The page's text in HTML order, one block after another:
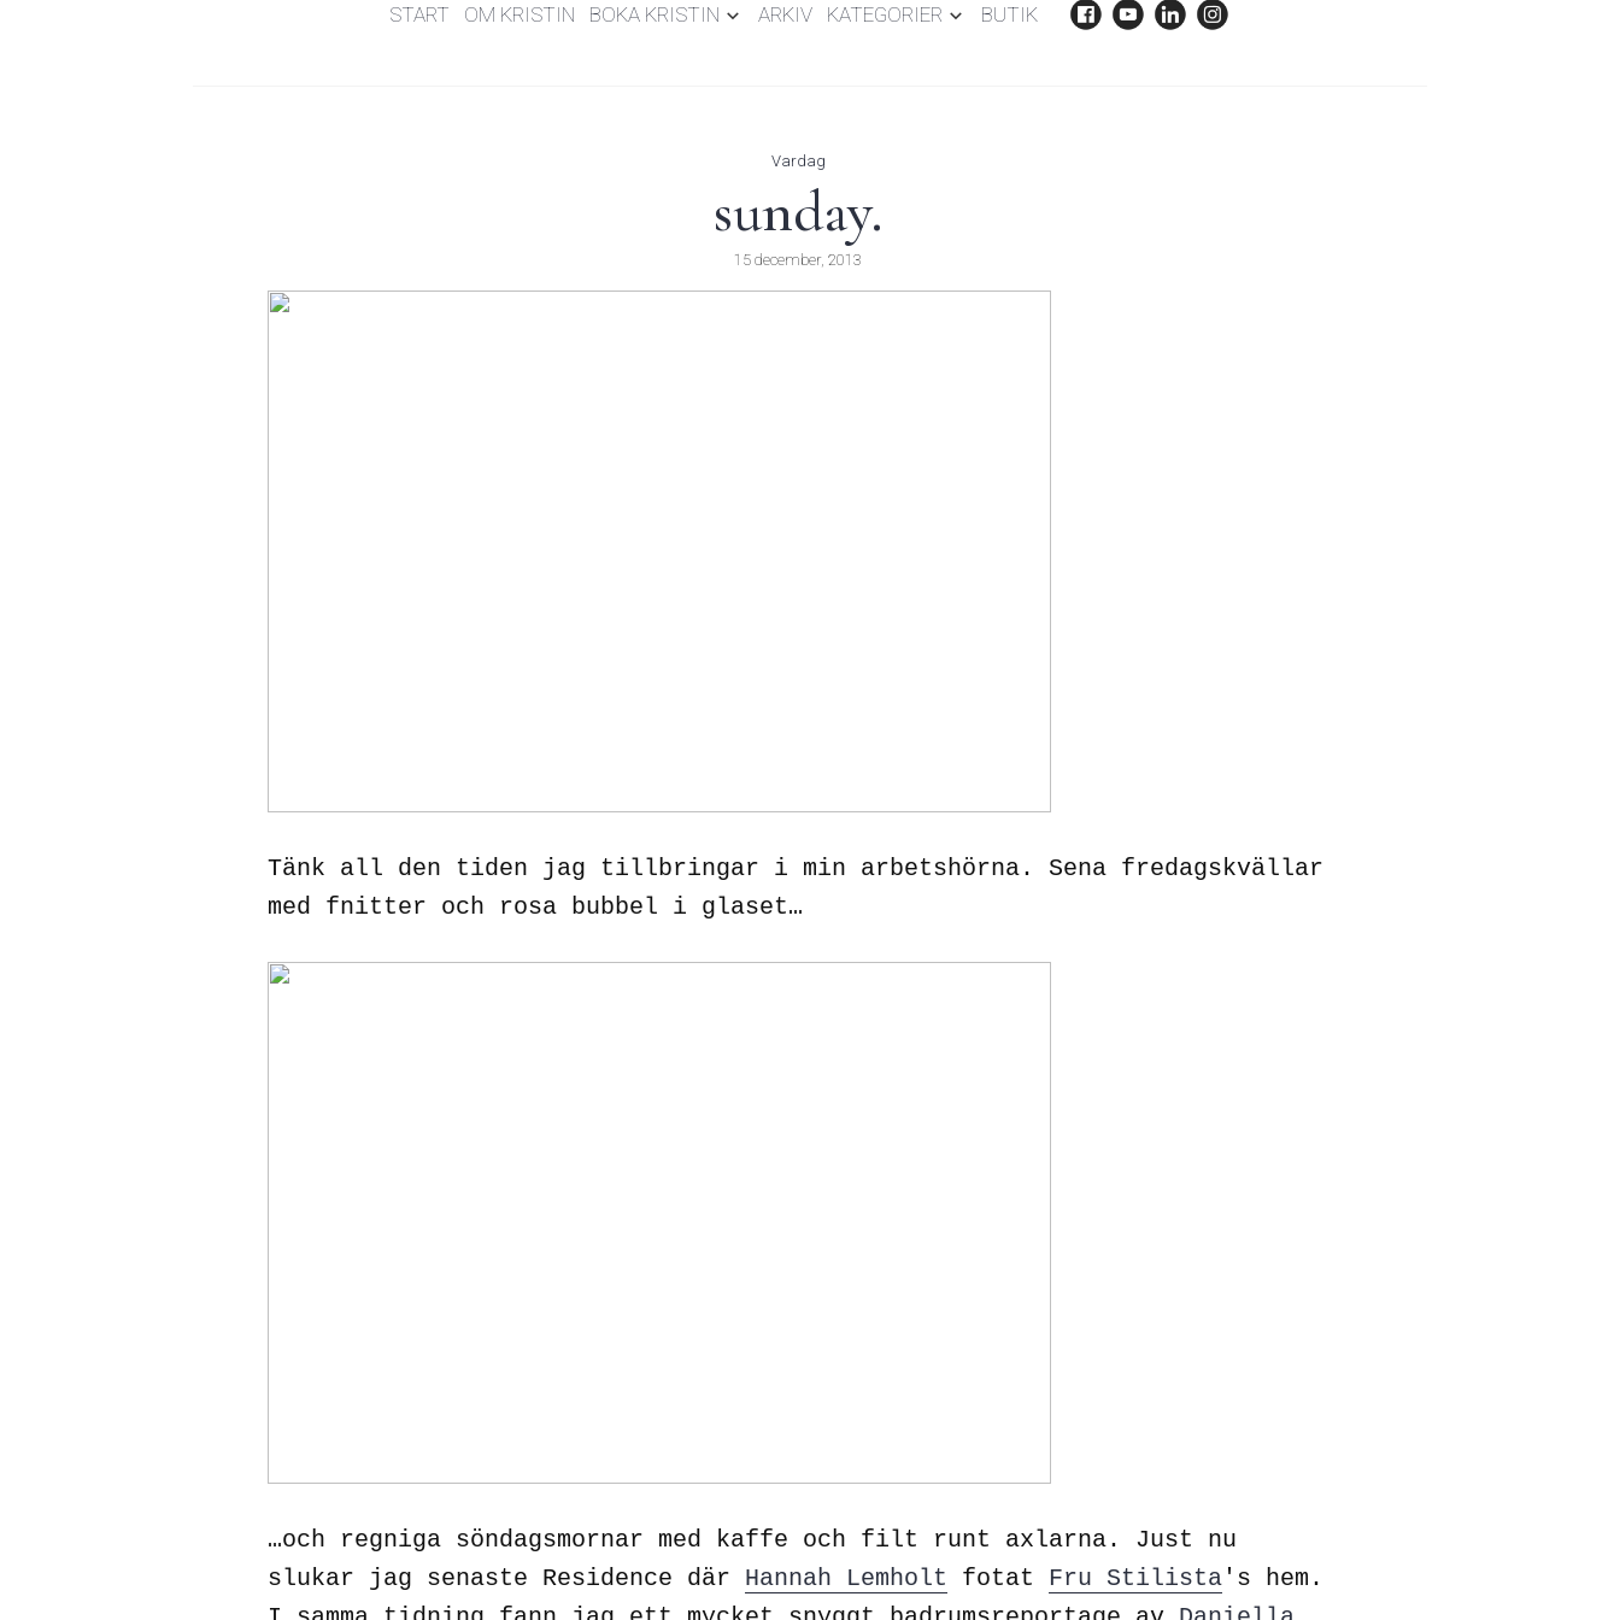
START OM KRISTIN BOKA KRISTIN ARKIV KATEGORIER BUTIK
Vardag
sunday.
15 december, 2013
Tänk all den tiden jag tillbringar i min arbetshörna. Sena fredagskvällar
med fnitter och rosa bubbel i glaset…
…och regniga söndagsmornar med kaffe och filt runt axlarna. Just nu
slukar jag senaste Residence där Hannah Lemholt fotat Fru Stilista 's hem.